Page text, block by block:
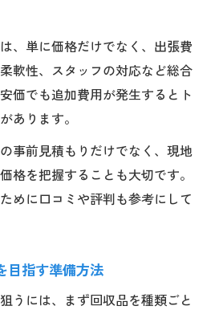
、単に価格だけでなく、出張費
軟性、スタッフの対応など総合
価でも追加費用が発生するとト
あります。
事前見積もりだけでなく、現地
格を把握することも大切です。
めに口コミや評判も参考にして
目指す準備方法
うには、まず回収品を種類ごと